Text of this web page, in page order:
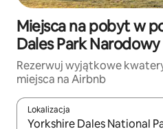
Miejsca na pobyt w
Dales Park Narodowy
Rezerwuj wyjątkowe
miejsca na Airbnb
Lokalizacja
Gdy wyniki będą dostępne,